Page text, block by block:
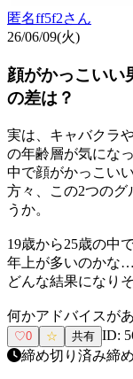
匿名ff5f2さん
26/06/09(火)
顔がかっこいい
の差は？
実は、キャバクラ
の年齢層が気にな
中で顔がかっこい
方々、この2つのグ
うか。
19歳から25歳の中
年上が多いのかな
どんな結果になり
何かアドバイスが
♡0 ☆ 共有 ID:
締め切り済み締